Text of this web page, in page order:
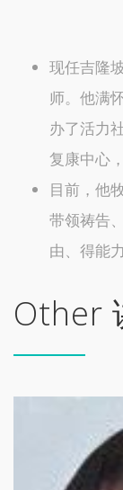
现任吉隆
师。他满
办了活力
复康中心
目前，他
带领祷告
由、得能
Other